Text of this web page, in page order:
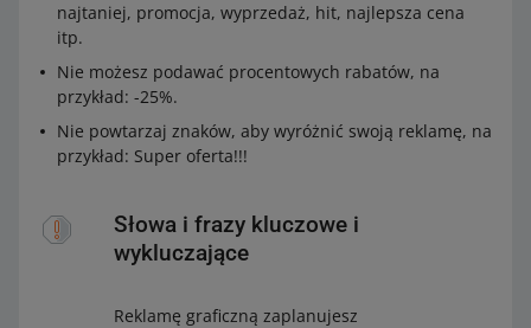
najtaniej, promocja, wyprzedaż, hit, najlepsza cena
itp.
Nie możesz podawać procentowych rabatów, na
przykład: -25%.
Nie powtarzaj znaków, aby wyróżnić swoją reklamę, na
przykład: Super oferta!!!
Słowa i frazy kluczowe i
wykluczające
Reklamę graficzną zaplanujesz